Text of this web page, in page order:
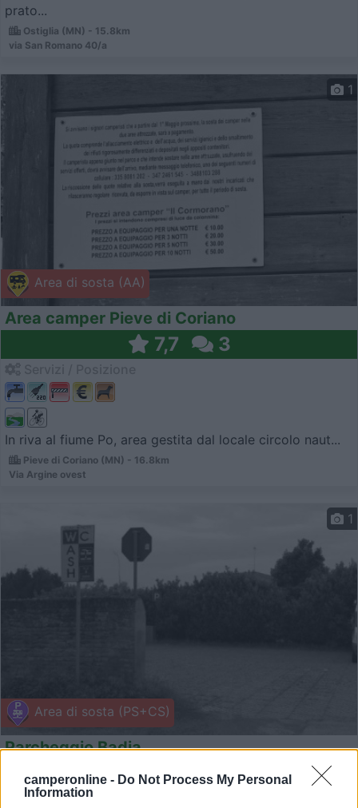
camperonline - Do Not Process My Personal
Information
prato...
Ostiglia (MN) - 15.8km
via San Romano 40/a
Area di sosta (AA)
1
Area camper Pieve di Coriano
7,7 3
In riva al fiume Po, area gestita dal locale circolo naut...
Pieve di Coriano (MN) - 16.8km
Via Argine ovest
Area di sosta (PS+CS)
1
Parcheggio Badia
7,3 3
Servizi / Posizione